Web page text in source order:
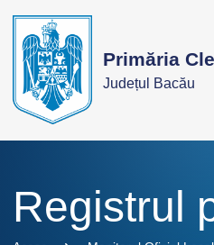
Primăria
Județul Bacău
Registrul